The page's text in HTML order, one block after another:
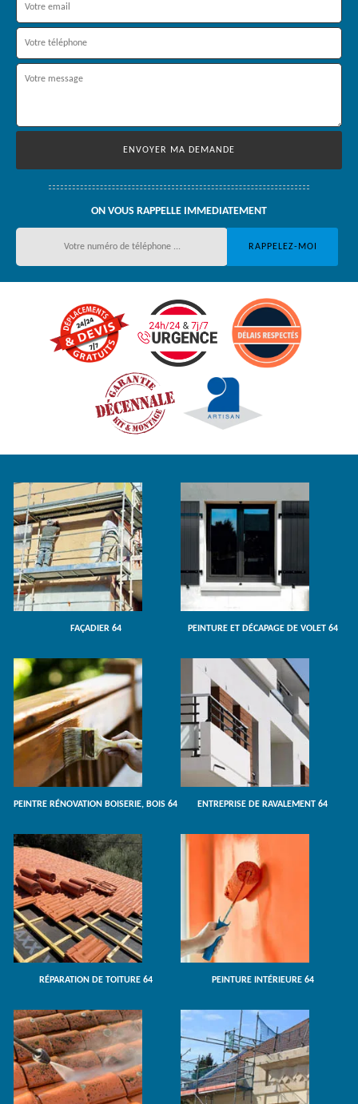
ON VOUS RAPPELLE IMMEDIATEMENT
FAÇADIER 64 PEINTURE ET DÉCAPAGE DE VOLET 64
PEINTRE RÉNOVATION BOISERIE, BOIS 64 ENTREPRISE DE RAVALEMENT 64
RÉPARATION DE TOITURE 64 PEINTURE INTÉRIEURE 64